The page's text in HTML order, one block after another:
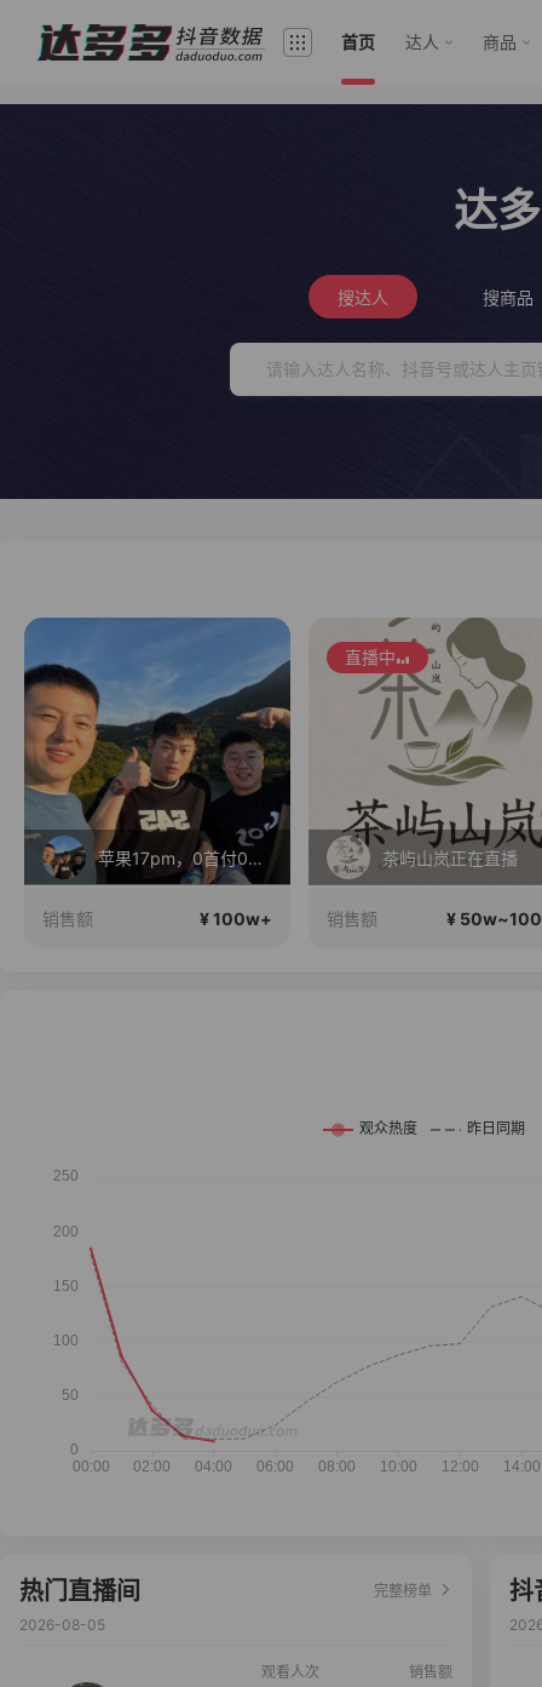
首页 达人 商品
达
搜达人 搜商品
苹果17pm，0首付0利息！
销售额 ¥ 100w+
直播中
茶屿山岚正在直播
销售额 ¥
热门直播间
完整榜单
2026-08-05
观看人次 销售额
抖